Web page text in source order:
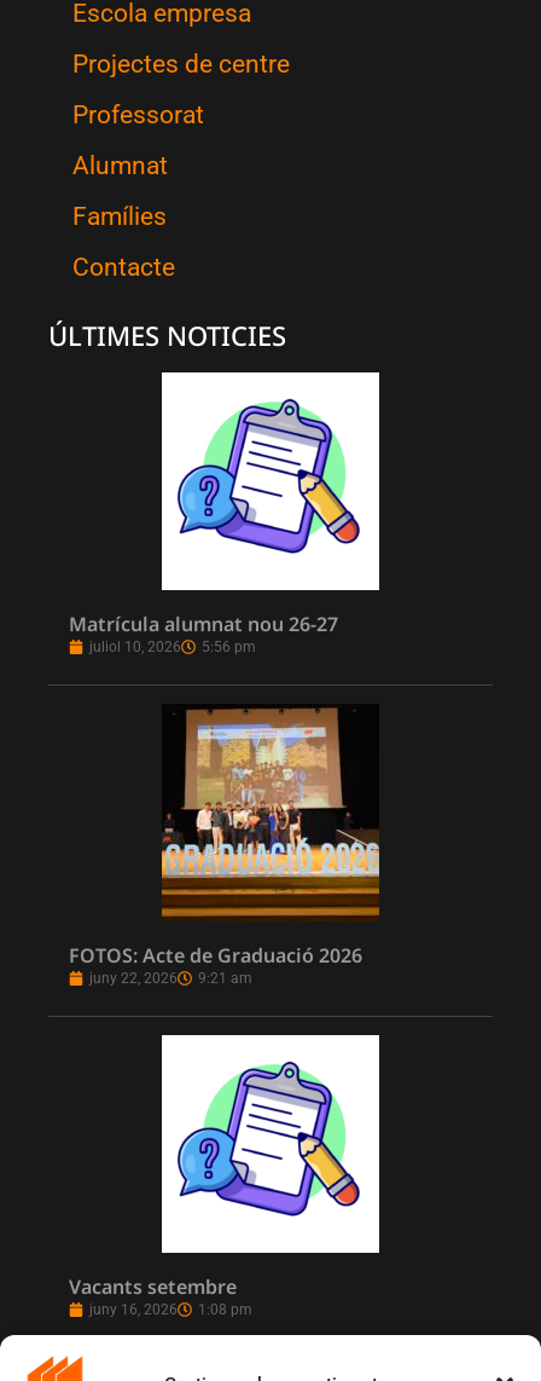
Escola empresa
Projectes de centre
Professorat
Alumnat
Famílies
Contacte
ÚLTIMES NOTICIES
Matrícula alumnat nou 26-27
juliol 10, 2026 5:56 pm
FOTOS: Acte de Graduació 2026
juny 22, 2026 9:21 am
Vacants setembre
juny 16, 2026 1:08 pm